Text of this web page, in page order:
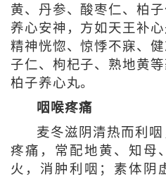
黄、丹参、酸枣仁、柏
养心安神，方如天王补
精神恍惚、惊悸不寐、
子仁、枸杞子、熟地黄
柏子养心丸。
咽喉疼痛
麦冬滋阴清热而利
疼痛，常配地黄、知母
火，消肿利咽；素体阴